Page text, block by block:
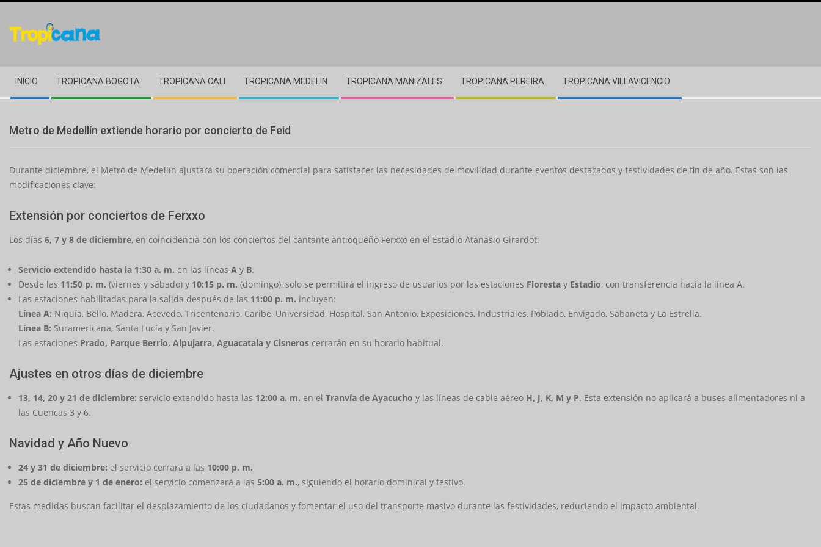
content
Navigation
Menu
INICIO TROPICANA BOGOTA TROPICANA CALI TROPICANA MEDELIN TROPICANA MANIZALES TROPICANA PEREIRA TROPICANA VILLAVICENCIO
Metro de Medellín extiende horario por concierto de Feid
Durante diciembre, el Metro de Medellín ajustará su operación comercial para satisfacer las necesidades de movilidad durante eventos destacados y festividades de fin de año. Estas son las
modificaciones clave:
Extensión por conciertos de Ferxxo
Los días 6, 7 y 8 de diciembre, en coincidencia con los conciertos del cantante antioqueño Ferxxo en el Estadio Atanasio Girardot:
Servicio extendido hasta la 1:30 a. m. en las líneas A y B.
Desde las 11:50 p. m. (viernes y sábado) y 10:15 p. m. (domingo), solo se permitirá el ingreso de usuarios por las estaciones Floresta y Estadio, con transferencia hacia la línea A.
Las estaciones habilitadas para la salida después de las 11:00 p. m. incluyen:
Línea A: Niquía, Bello, Madera, Acevedo, Tricentenario, Caribe, Universidad, Hospital, San Antonio, Exposiciones, Industriales, Poblado, Envigado, Sabaneta y La Estrella.
Línea B: Suramericana, Santa Lucía y San Javier.
Las estaciones Prado, Parque Berrío, Alpujarra, Aguacatala y Cisneros cerrarán en su horario habitual.
Ajustes en otros días de diciembre
13, 14, 20 y 21 de diciembre: servicio extendido hasta las 12:00 a. m. en el Tranvía de Ayacucho y las líneas de cable aéreo H, J, K, M y P. Esta extensión no aplicará a buses alimentadores ni a
las Cuencas 3 y 6.
Navidad y Año Nuevo
24 y 31 de diciembre: el servicio cerrará a las 10:00 p. m.
25 de diciembre y 1 de enero: el servicio comenzará a las 5:00 a. m., siguiendo el horario dominical y festivo.
Estas medidas buscan facilitar el desplazamiento de los ciudadanos y fomentar el uso del transporte masivo durante las festividades, reduciendo el impacto ambiental.